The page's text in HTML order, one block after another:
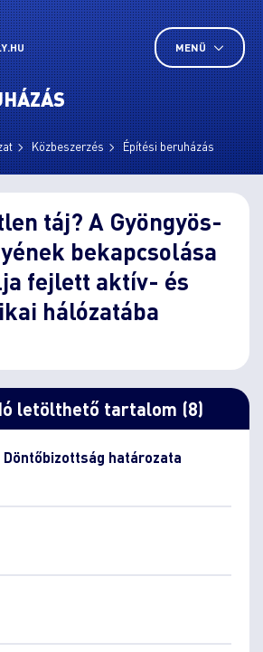
MENÜ
Közbeszerzés Építési beruházás
táj? A Gyöngyös-
bekapcsolása
fejlett aktív- és
hálózatába
letölthető tartalom (8)
határozata